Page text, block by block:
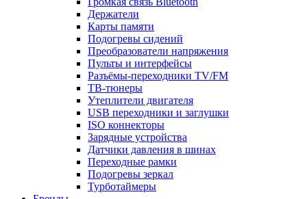
Держатели
Карты памяти
Подогревы сидений
Преобразователи напряжения
Пульты и интерфейсы
Разъёмы-переходники TV/FM
ТВ-тюнеры
Утеплители двигателя
USB переходники и заглушки
ISO коннекторы
Зарядные устройства
Датчики давления в шинах
Переходные рамки
Подогревы зеркал
Турботаймеры